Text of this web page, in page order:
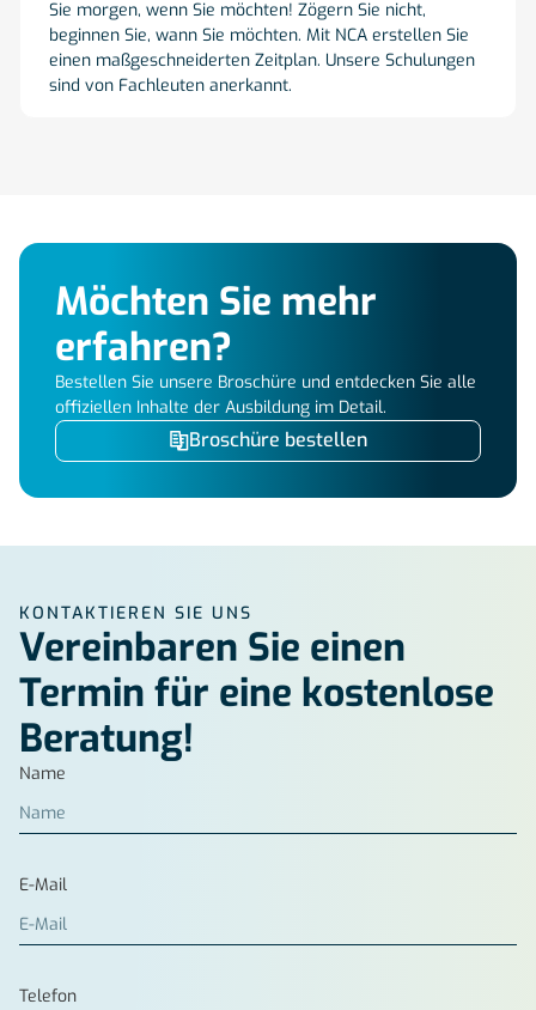
Sie morgen, wenn Sie möchten! Zögern Sie nicht,
beginnen Sie, wann Sie möchten. Mit NCA erstellen Sie
einen maßgeschneiderten Zeitplan. Unsere Schulungen
sind von Fachleuten anerkannt.
Möchten Sie mehr
erfahren?
Bestellen Sie unsere Broschüre und entdecken Sie alle
offiziellen Inhalte der Ausbildung im Detail.
Broschüre bestellen
KONTAKTIEREN SIE UNS
Vereinbaren Sie einen
Termin für eine kostenlose
Beratung!
Name
E-Mail
Telefon